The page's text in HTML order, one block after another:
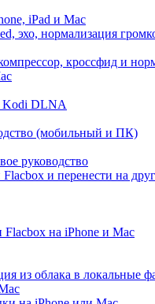
iPad и Mac
эхо, нормализация
кроссфид и
Kodi DLNA
(мобильный и ПК)
руководство
и перенести на
Flacbox на iPhone и Mac
из облака в локальные